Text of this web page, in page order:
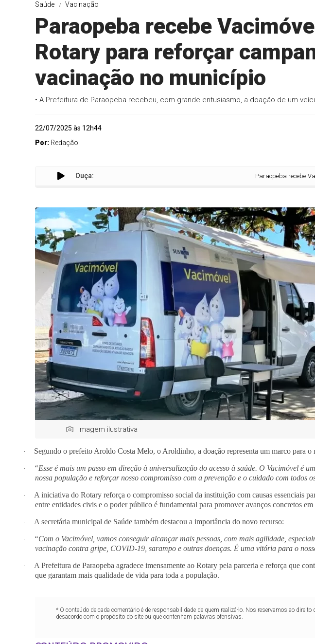
Saúde Vacinação
Paraopeba recebe
Rotary para reforçar
vacinação no município
• A Prefeitura de Paraopeba recebeu, com grande entusiasmo, a doação de um
22/07/2025 às 12h44
Por: Redação
Ouça: Paraopeba recebe Vacimóvel
Imagem ilustrativa
· Segundo o prefeito Aroldo Costa Melo, o Aroldinho, a doação representa um marco para o
·
“Esse é mais um passo em direção à universalização do acesso à saúde. O Vacimóvel é
nossa população e reforçar nosso compromisso com a prevenção e o cuidado com todos
·
A iniciativa do Rotary reforça o compromisso social da instituição com causas essenciais
entre entidades civis e o poder público é fundamental para promover avanços concretos
· A secretária municipal de Saúde também destacou a importância do novo recurso:
·
“Com o Vacimóvel, vamos conseguir alcançar mais pessoas, com mais agilidade,
vacinação contra gripe, COVID-19, sarampo e outras doenças. É uma vitória para o
·
A Prefeitura de Paraopeba agradece imensamente ao Rotary pela parceria e reforça que
que garantam mais qualidade de vida para toda a população.
* O conteúdo de cada comentário é de responsabilidade de quem realizá-lo. Nos reservamos ao
desacordo com o propósito do site ou que contenham palavras ofensivas.